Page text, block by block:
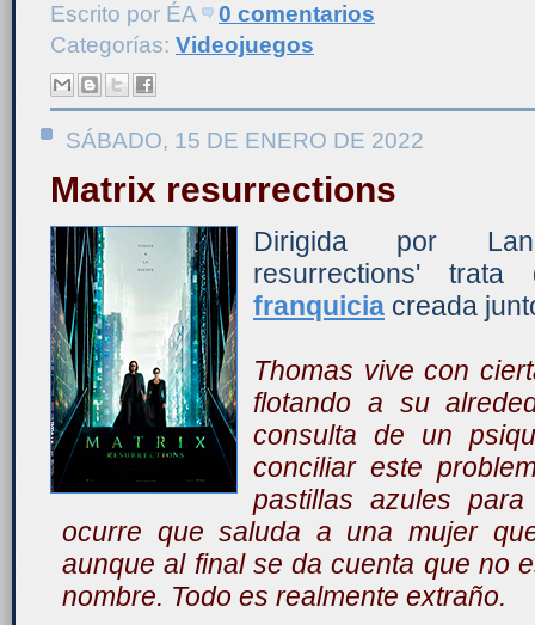
Escrito por ÉA
0 comentarios
Categorías: Videojuegos
SÁBADO, 15 DE ENERO DE 2022
Matrix resurrections
Dirigida por
resurrections'
franquicia creada
Thomas vive con
flotando a su
consulta de un
conciliar este
pastillas azules
ocurre que saluda a una mujer
aunque al final se da cuenta que no
nombre. Todo es realmente extraño.